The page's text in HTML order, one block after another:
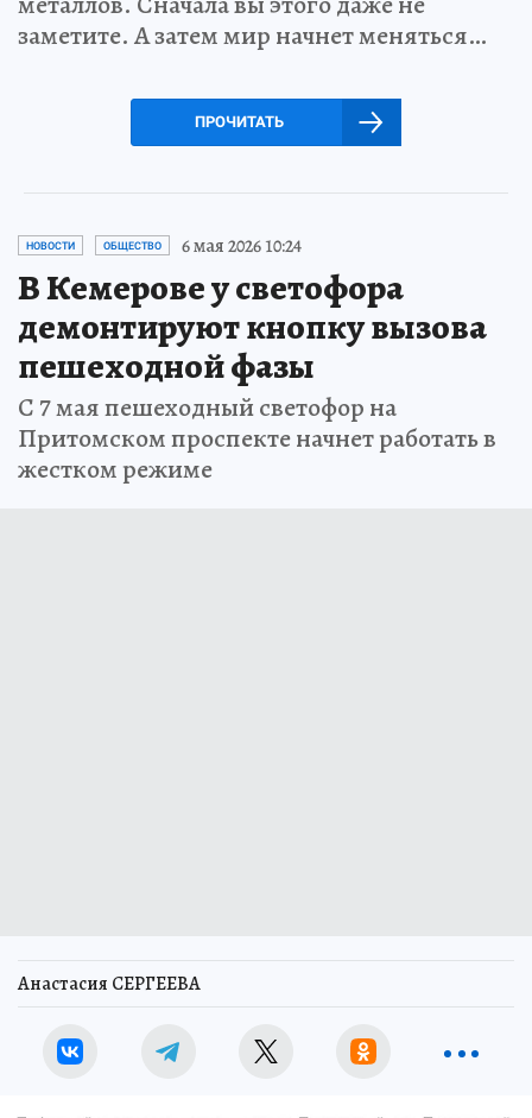
заметите. А затем мир начнет меняться…
ПРОЧИТАТЬ
НОВОСТИ ОБЩЕСТВО 6 мая 2026 10:24
В Кемерове у светофора
демонтируют кнопку вызова
пешеходной фазы
С 7 мая пешеходный светофор на
Притомском проспекте начнет работать в
жестком режиме
Анастасия СЕРГЕЕВА